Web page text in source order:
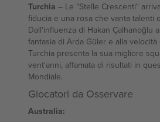
Turchia – Le "Stelle Crescenti"
fiducia e una rosa che vanta talenti
Dall'influenza di Hakan Çalhanoğlu
fantasia di Arda Güler e alla velocità
Turchia presenta la sua migliore
vent'anni, affamata di risultati in
Mondiale.
Giocatori da Osservare
Australia: